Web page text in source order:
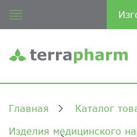
Главная Каталог
Изделия медицинского